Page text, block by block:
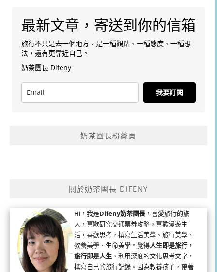
最新文章，寄送到你的信箱
旅行不只是去一個地方。是一種觀點、一種態度、一種想
法，還有更靠近自己。
奶茶團長 Difeny
我要訂閱
奶茶團長粉絲頁
關於奶茶團長 DIFENY
Hi，我是Difeny奶茶團長 ，喜愛旅行的旅
人，喜歡研究交通票券攻略，喜歡漫遊生
活，喜歡思考，撰寫生活美學、旅行美學、
教養美學、生命美學。覺得人生即是旅行，
旅行即是人生 ，利用深度的文化思考文字，
撰寫自己的旅行記錄。因為教養孩子，帶著